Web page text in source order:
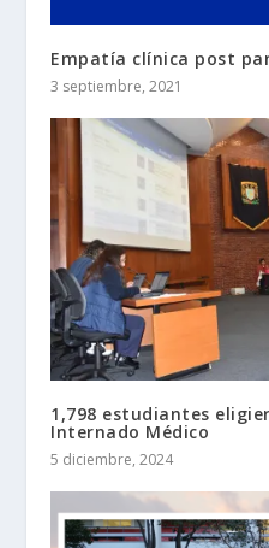
Empatía clínica post
3 septiembre, 2021
1,798 estudiantes
Internado Médico
5 diciembre, 2024